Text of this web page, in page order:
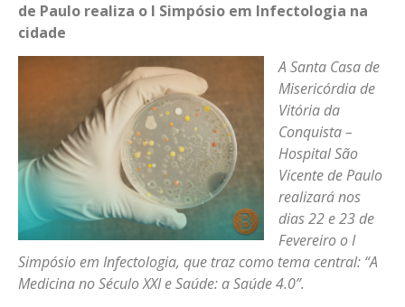
de Paulo realiza o I Simpósio em Infectologia na
cidade
A Santa Casa de
Misericórdia de
Vitória da
Conquista –
Hospital São
Vicente de Paulo
realizará nos
dias 22 e 23 de
Fevereiro o I
Simpósio em Infectologia, que traz como tema central: “A
Medicina no Século XXI e Saúde: a Saúde 4.0”.